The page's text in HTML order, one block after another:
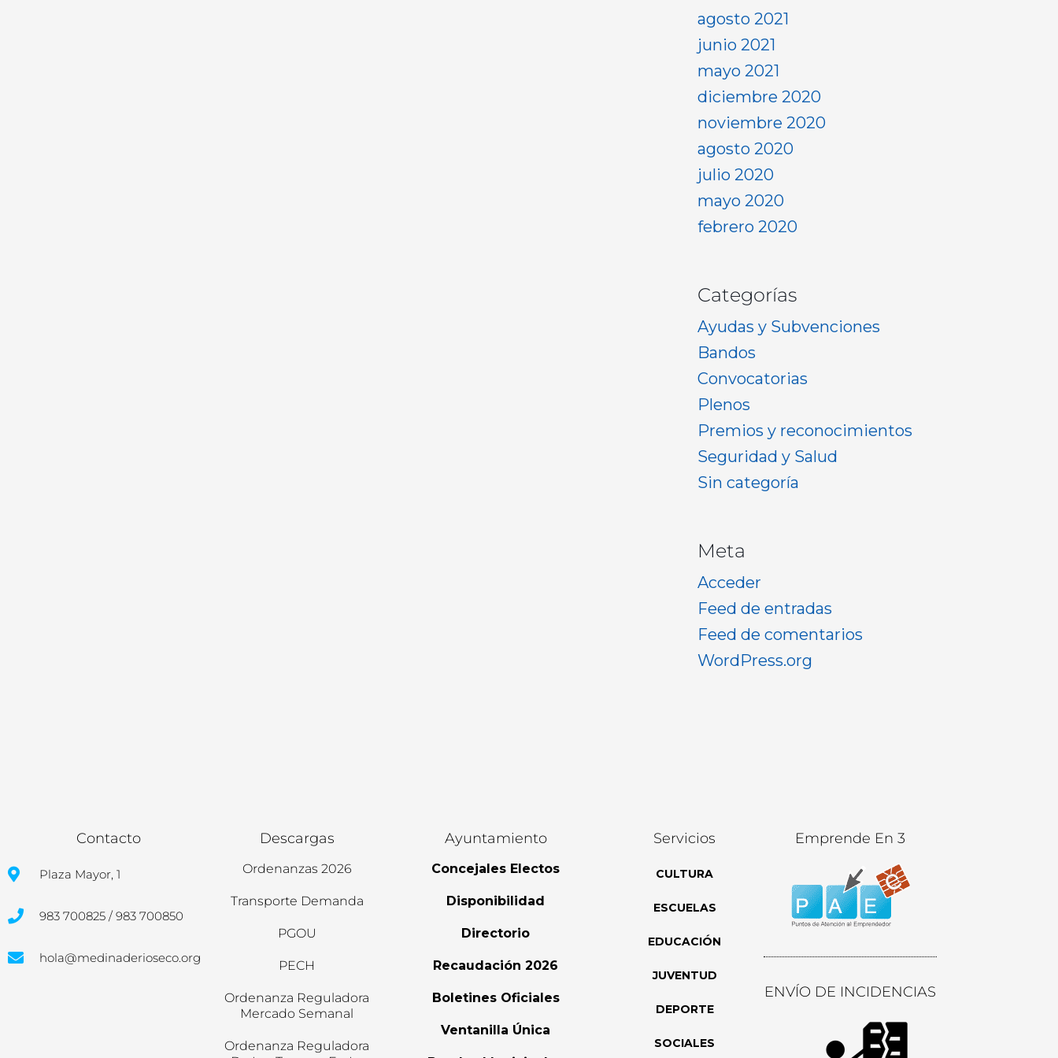
agosto 2021
junio 2021
mayo 2021
diciembre 2020
noviembre 2020
agosto 2020
julio 2020
mayo 2020
febrero 2020
Categorías
Ayudas y Subvenciones
Bandos
Convocatorias
Plenos
Premios y reconocimientos
Seguridad y Salud
Sin categoría
Meta
Acceder
Feed de entradas
Feed de comentarios
WordPress.org
Contacto
Plaza Mayor, 1
983 700825 / 983 700850
hola@medinaderioseco.org
Descargas
Ordenanzas 2026
Transporte Demanda
PGOU
PECH
Ordenanza Reguladora
Mercado Semanal
Ordenanza Reguladora
Ayuntamiento
Concejales Electos
Disponibilidad
Directorio
Recaudación 2026
Boletines Oficiales
Ventanilla Única
Servicios
CULTURA
ESCUELAS
EDUCACIÓN
JUVENTUD
DEPORTE
SOCIALES
Emprende En 3
ENVÍO DE INCIDENCIAS